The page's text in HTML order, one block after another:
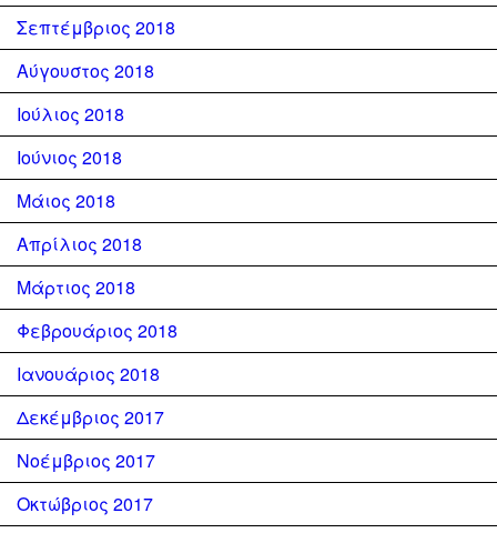
Σεπτέμβριος 2018
Αύγουστος 2018
Ιούλιος 2018
Ιούνιος 2018
Μάιος 2018
Απρίλιος 2018
Μάρτιος 2018
Φεβρουάριος 2018
Ιανουάριος 2018
Δεκέμβριος 2017
Νοέμβριος 2017
Οκτώβριος 2017